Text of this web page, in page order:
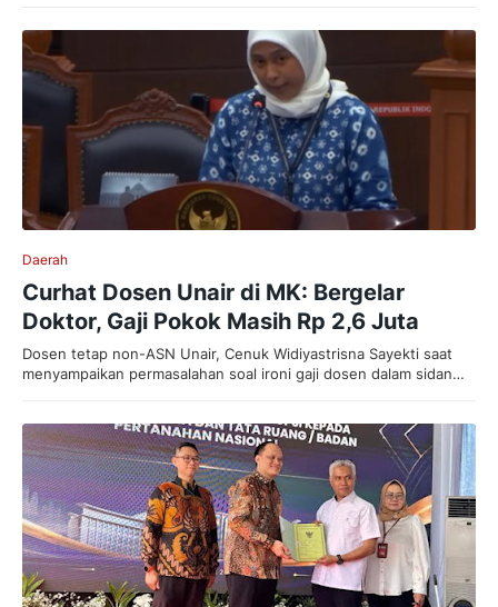
Daerah
Curhat Dosen Unair di MK: Bergelar
Doktor, Gaji Pokok Masih Rp 2,6 Juta
Dosen tetap non-ASN Unair, Cenuk Widiyastrisna Sayekti saat
menyampaikan permasalahan soal ironi gaji dosen dalam sidan…